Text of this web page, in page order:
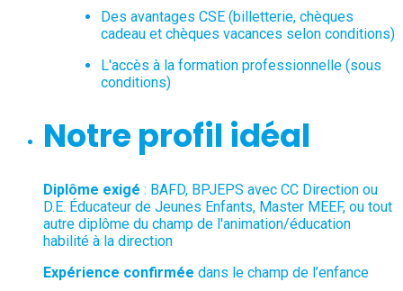
Des avantages CSE (billetterie, chèques
cadeau et chèques vacances selon conditions)
L'accès à la formation professionnelle (sous
conditions)
Notre profil idéal
Diplôme exigé : BAFD, BPJEPS avec CC Direction ou
D.E. Éducateur de Jeunes Enfants, Master MEEF, ou tout
autre diplôme du champ de l'animation/éducation
habilité à la direction
Expérience confirmée dans le champ de l’enfance